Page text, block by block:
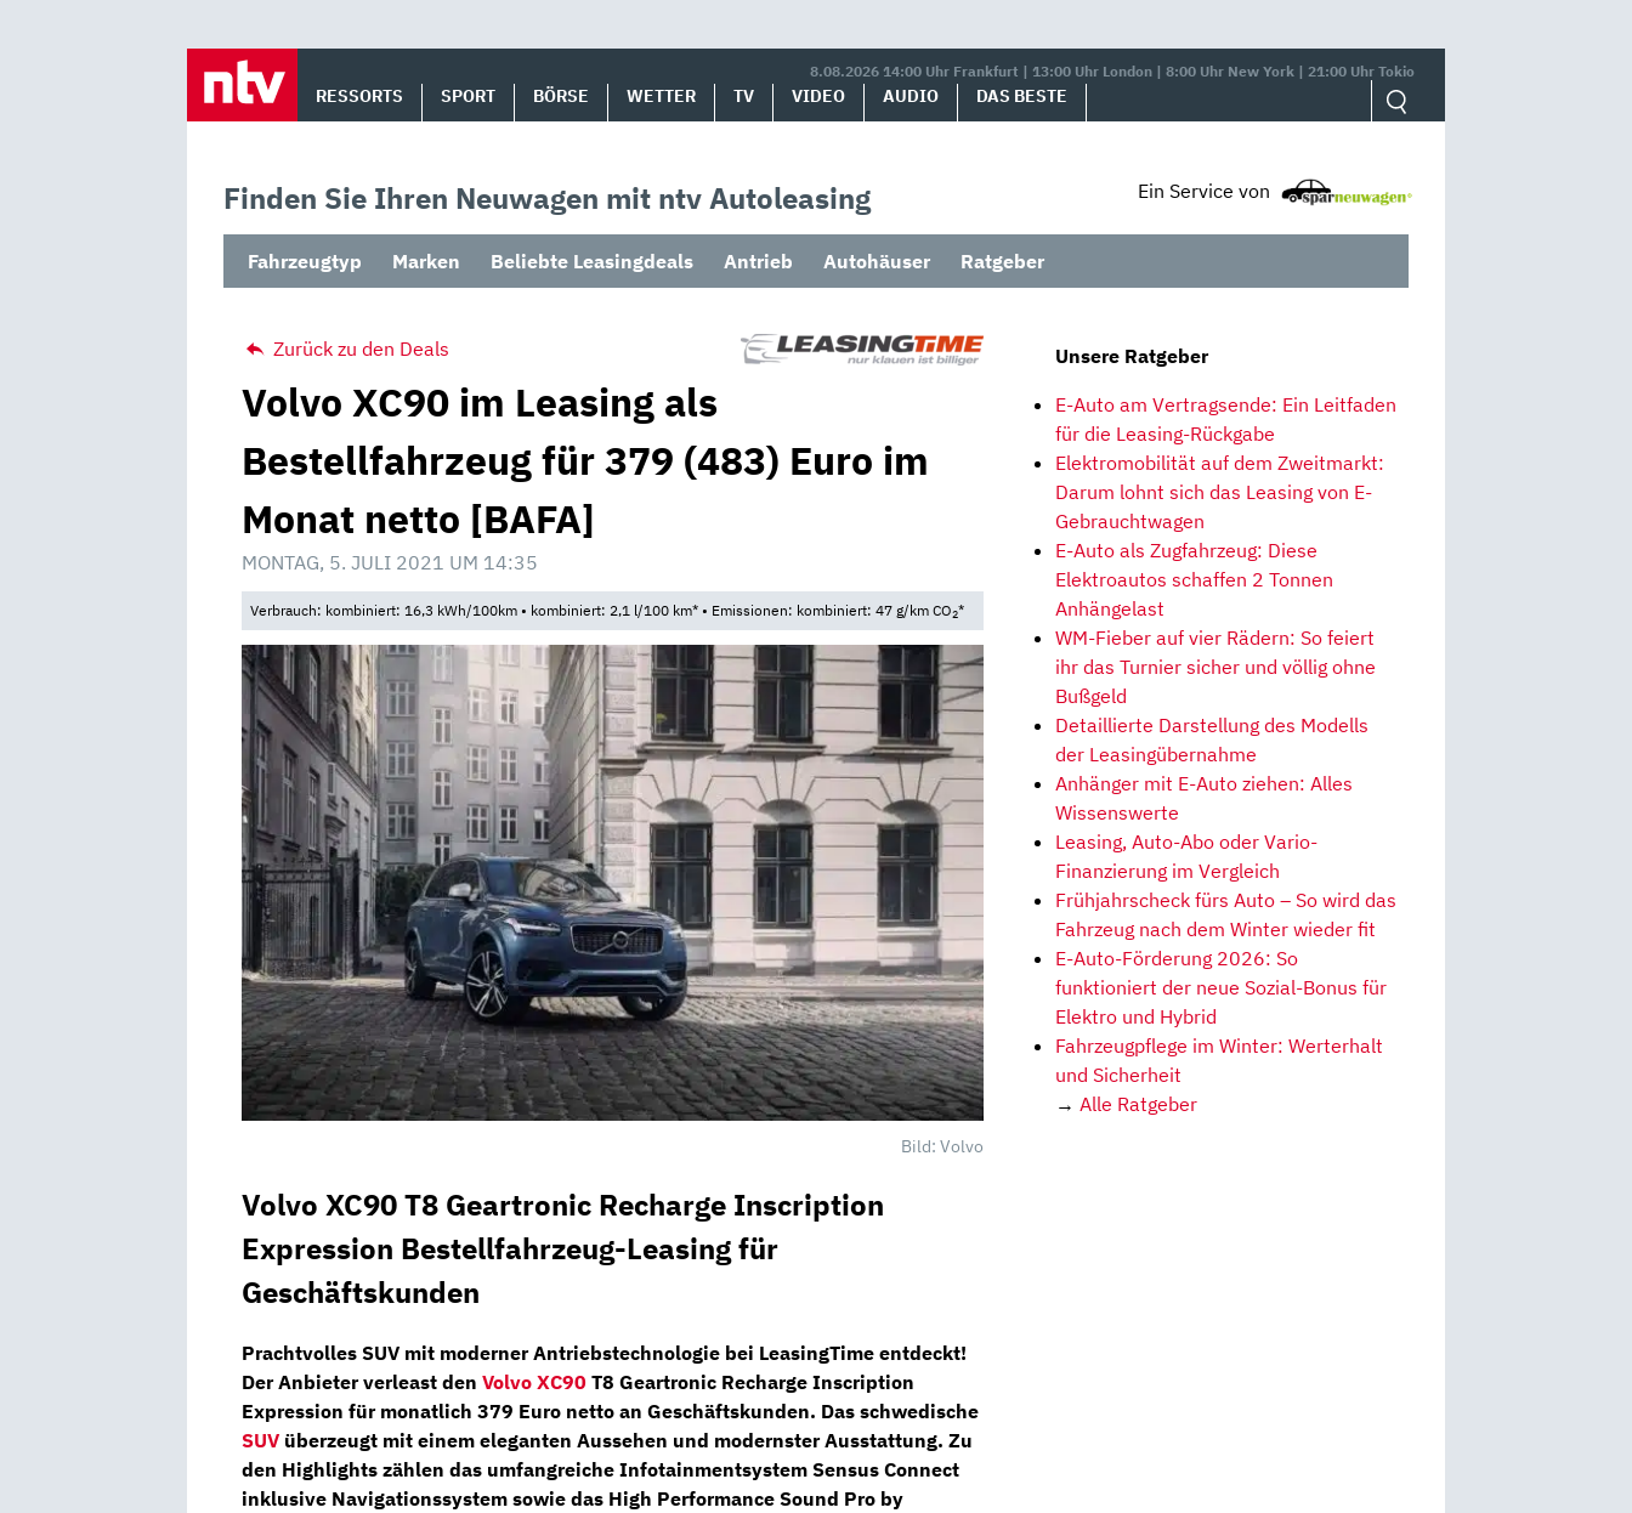
8.08.2026 14:00 Uhr Frankfurt | 13:00 Uhr London | 8:00 Uhr New York | 21:00 Uhr Tokio
RESSORTS SPORT BÖRSE WETTER TV VIDEO AUDIO DAS BESTE
Finden Sie Ihren Neuwagen mit ntv Autoleasing Ein Service von
Fahrzeugtyp Marken Beliebte Leasingdeals Antrieb Autohäuser Ratgeber
Zurück zu den Deals
Volvo XC90 im Leasing als
Bestellfahrzeug für 379 (483) Euro im
Monat netto [BAFA]
MONTAG, 5. JULI 2021 UM 14:35
Verbrauch: kombiniert: 16,3 kWh/100km • kombiniert: 2,1 l/100 km* • Emissionen: kombiniert: 47 g/km CO2*
Bild: Volvo
Volvo XC90 T8 Geartronic Recharge Inscription
Expression Bestellfahrzeug-Leasing für
Geschäftskunden
Prachtvolles SUV mit moderner Antriebstechnologie bei LeasingTime entdeckt!
Der Anbieter verleast den Volvo XC90 T8 Geartronic Recharge Inscription
Expression für monatlich 379 Euro netto an Geschäftskunden. Das schwedische
SUV überzeugt mit einem eleganten Aussehen und modernster Ausstattung. Zu
den Highlights zählen das umfangreiche Infotainmentsystem Sensus Connect
inklusive Navigationssystem sowie das High Performance Sound Pro by
Unsere Ratgeber
E-Auto am Vertragsende: Ein Leitfaden
für die Leasing-Rückgabe
Elektromobilität auf dem Zweitmarkt:
Darum lohnt sich das Leasing von E-
Gebrauchtwagen
E-Auto als Zugfahrzeug: Diese
Elektroautos schaffen 2 Tonnen
Anhängelast
WM-Fieber auf vier Rädern: So feiert
ihr das Turnier sicher und völlig ohne
Bußgeld
Detaillierte Darstellung des Modells
der Leasingübernahme
Anhänger mit E-Auto ziehen: Alles
Wissenswerte
Leasing, Auto-Abo oder Vario-
Finanzierung im Vergleich
Frühjahrscheck fürs Auto – So wird das
Fahrzeug nach dem Winter wieder fit
E-Auto-Förderung 2026: So
funktioniert der neue Sozial-Bonus für
Elektro und Hybrid
Fahrzeugpflege im Winter: Werterhalt
und Sicherheit
→ Alle Ratgeber